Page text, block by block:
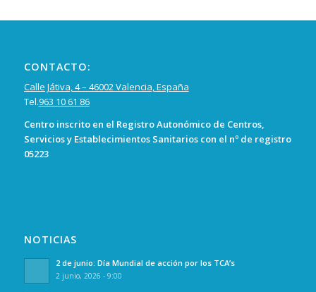
CONTACTO:
Calle Játiva, 4 – 46002 Valencia, España
Tel.963 10 61 86
Centro inscrito en el Registro Autonómico de Centros,
Servicios y Establecimientos Sanitarios con el nº de registro
05223
NOTICIAS
2 de junio: Día Mundial de acción por los TCA’s
2 junio, 2026 - 9:00